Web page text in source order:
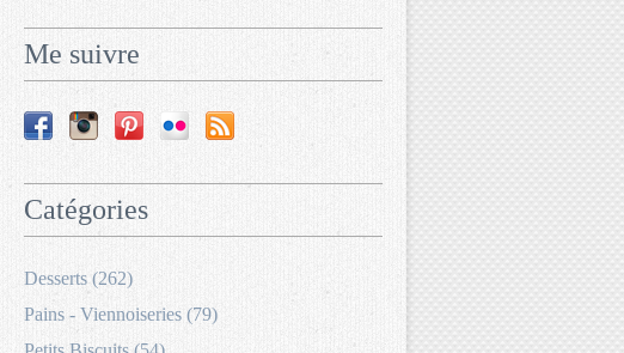
Me suivre
Catégories
Desserts (262)
Pains - Viennoiseries (79)